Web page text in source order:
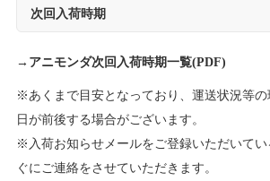
次回入荷時期
→ アニモンダ次回入荷時期一覧(PDF)
※あくまで目安となっており、運送状況等
日が前後する場合がございます。
※入荷お知らせメールをご登録いただいて
ぐにご連絡をさせていただきます。